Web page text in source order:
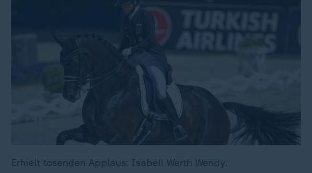
Erhielt tosenden Applaus: Isabell Werth Wendy.